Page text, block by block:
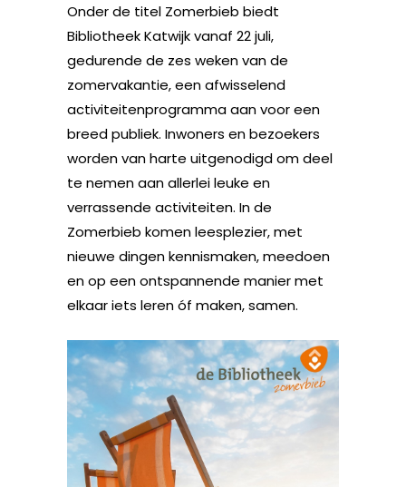
Onder de titel Zomerbieb biedt
Bibliotheek Katwijk vanaf 22 juli,
gedurende de zes weken van de
zomervakantie, een afwisselend
activiteitenprogramma aan voor een
breed publiek. Inwoners en bezoekers
worden van harte uitgenodigd om deel
te nemen aan allerlei leuke en
verrassende activiteiten. In de
Zomerbieb komen leesplezier, met
nieuwe dingen kennismaken, meedoen
en op een ontspannende manier met
elkaar iets leren óf maken, samen.